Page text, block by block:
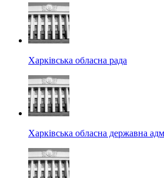
Харківська обласна рада
Харківська обласна державна